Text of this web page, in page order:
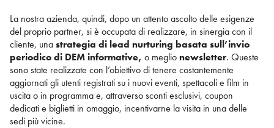
La nostra azienda, quindi, dopo un attento ascolto delle esigenze
del proprio partner, si è occupata di realizzare, in sinergia con il
cliente, unastrategia di lead nurturing basata sull’invio
periodico di DEM informative, o meglionewsletter. Queste
sono state realizzate con l’obiettivo di tenere costantemente
aggiornati gli utenti registrati su i nuovi eventi, spettacoli e film in
uscita o in programma e, attraverso sconti esclusivi, coupon
dedicati e biglietti in omaggio, incentivarne la visita in una delle
sedi più vicine.